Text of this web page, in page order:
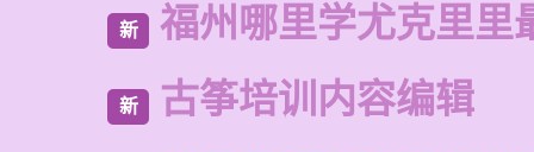
新 福州哪里学尤克里里
新 古筝培训内容编辑